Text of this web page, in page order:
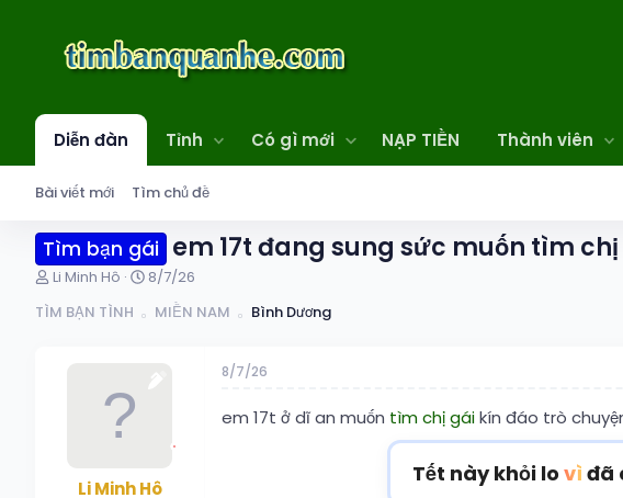
Diễn đàn Tỉnh Có gì mới NẠP TIỀN Thành viên
Bài viết mới Tìm chủ đề
Tìm bạn gái em 17t đang sung sức muốn tìm
T
r
Li Minh Hô
N
à
8/7/26
TÌM BẠN TÌNH
MIỀN NAM Bình Dương
Li Minh Hô
8/7/26
em 17t ở dĩ an muốn tìm chị gáikín đáo trò
Tết này khỏi lo vì đã